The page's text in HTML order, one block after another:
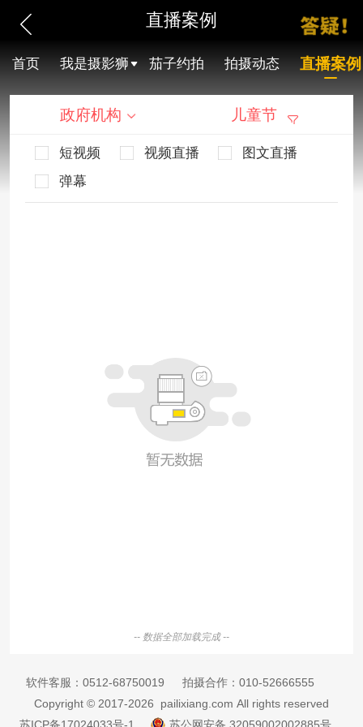
直播案例
首页 我是摄影狮 茄子约拍 拍摄动态 直播案例
政府机构 儿童节
短视频 视频直播
图文直播
弹幕
-- 数据全部加载完成 --
软件客服： 0512-68750019 拍摄合作： 010-52666555
Copyright © 2017-2026 pailixiang.com All rights reserved
苏ICP备17024033号-1
苏公网安备 32059002002885号